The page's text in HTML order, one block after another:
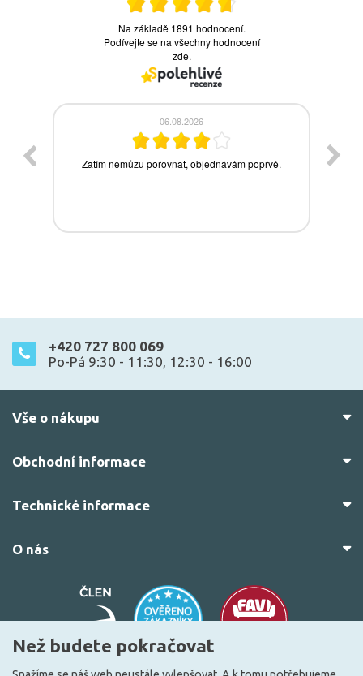
+420 727 800 069
Po-Pá 9:30 - 11:30, 12:30 - 16:00
Vše o nákupu
Obchodní informace
Technické informace
O nás
Než budete pokračovat